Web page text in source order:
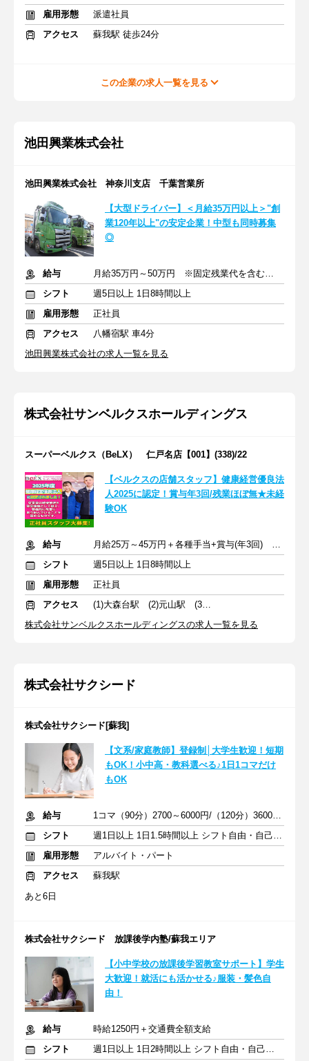
雇用形態
派遣社員
アクセス
蘇我駅 徒歩24分
この企業の求人一覧を見る
池田興業株式会社
池田興業株式会社 神奈川支店 千葉営業所
【大型ドライバー】＜月給35万円以上＞"創
業120年以上"の安定企業！中型も同時募集
◎
給与
月給35万円～50万円 ※固定残業代を含む +交通費
シフト
週5日以上 1日8時間以上
雇用形態
正社員
アクセス
八幡宿駅 車4分
池田興業株式会社の求人一覧を見る
株式会社サンベルクスホールディングス
スーパーベルクス（BeLX） 仁戸名店【001】(338)/22
【ベルクスの店舗スタッフ】健康経営優良法
人2025に認定！賞与年3回/残業ほぼ無★未経
験OK
給与
月給25万～45万円＋各種手当+賞与(年3回) ※交通費支給
シフト
週5日以上 1日8時間以上
雇用形態
正社員
アクセス
(1)大森台駅 (2)元山駅 (3)新柏駅
株式会社サンベルクスホールディングスの求人一覧を見る
株式会社サクシード
株式会社サクシード[蘇我]
【文系/家庭教師】登録制│大学生歓迎！短期
もOK！小中高・教科選べる♪1日1コマだけ
もOK
給与
1コマ（90分）2700～6000円/（120分）3600～1万2000円 +交通費
シフト
週1日以上 1日1.5時間以上 シフト自由・自己申告
雇用形態
アルバイト・パート
アクセス
蘇我駅
あと6日
株式会社サクシード 放課後学内塾/蘇我エリア
【小中学校の放課後学習教室サポート】学生
大歓迎！就活にも活かせる♪服装・髪色自
由！
給与
時給1250円＋交通費全額支給
シフト
週1日以上 1日2時間以上 シフト自由・自己申告